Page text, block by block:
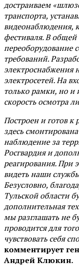
достраиваем
транспорта,
видеонаблюдения,
фестиваля. В общей
переоборудование
требований.
электроснабжения
электросетей. На
только рамки, но и
скорость осмотра
Построен и готов к
здесь
наблюдение за
Росгвардия и
реагирования. При
видеть наши
Безусловно,
Тульской области
дополнительная
мы разглашать не
проводится для
чувствовать себя
комментирует
Андрей Клюкин.